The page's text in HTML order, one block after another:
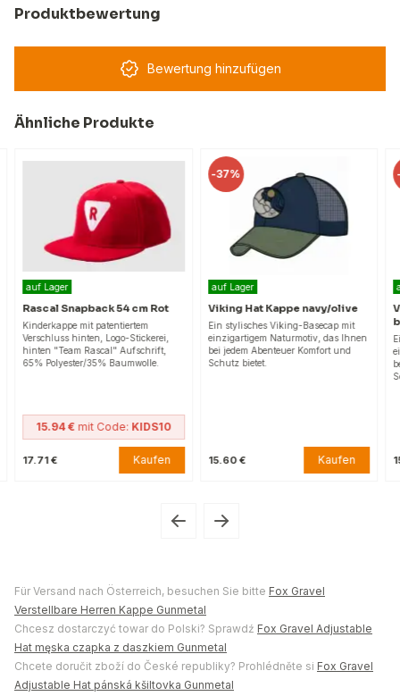
Produktbewertung
Bewertung hinzufügen
Ähnliche Produkte
auf Lager
Rascal Snapback 54 cm Rot
Kinderkappe mit patentiertem
Verschluss hinten, Logo-Stickerei,
hinten "Team Rascal" Aufschrift,
65% Polyester/35% Baumwolle.
15.94 €mit Code: KIDS10
17.71 € Kaufen
-37%
auf Lager
Viking Hat Kappe navy/olive
Ein stylisches Viking-Basecap mit
einzigartigem Naturmotiv, das Ihnen
bei jedem Abenteuer Komfort und
Schutz bietet.
15.60 € Kaufen
Für Versand nach Österreich, besuchen Sie bitte Fox Gravel
Verstellbare Herren Kappe Gunmetal
Chcesz dostarczyć towar do Polski? Sprawdź Fox Gravel Adjustable
Hat męska czapka z daszkiem Gunmetal
Chcete doručit zboží do České republiky? Prohlédněte si Fox Gravel
Adjustable Hat pánská kšiltovka Gunmetal